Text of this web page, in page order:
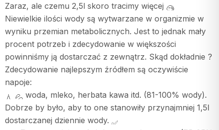
Zaraz, ale czemu 2,5l skoro tracimy więcej
Niewielkie ilości wody są wytwarzane w organizmie w
wyniku przemian metabolicznych. Jest to jednak mały
procent potrzeb i zdecydowanie w większości
powinniśmy ją dostarczać z zewnątrz. Skąd dokładnie ?
Zdecydowanie najlepszym źródłem są oczywiście
napoje:
woda, mleko, herbata kawa itd. (81-100% wody).
Dobrze by było, aby to one stanowiły przynajmniej 1,5l
dostarczanej dziennie wody.